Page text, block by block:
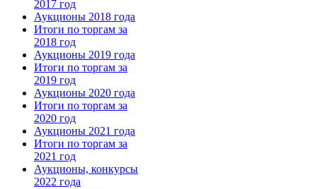
2017 год
Аукционы 2018 года
Итоги по торгам за
2018 год
Аукционы 2019 года
Итоги по торгам за
2019 год
Аукционы 2020 года
Итоги по торгам за
2020 год
Аукционы 2021 года
Итоги по торгам за
2021 год
Аукционы, конкурсы
2022 года